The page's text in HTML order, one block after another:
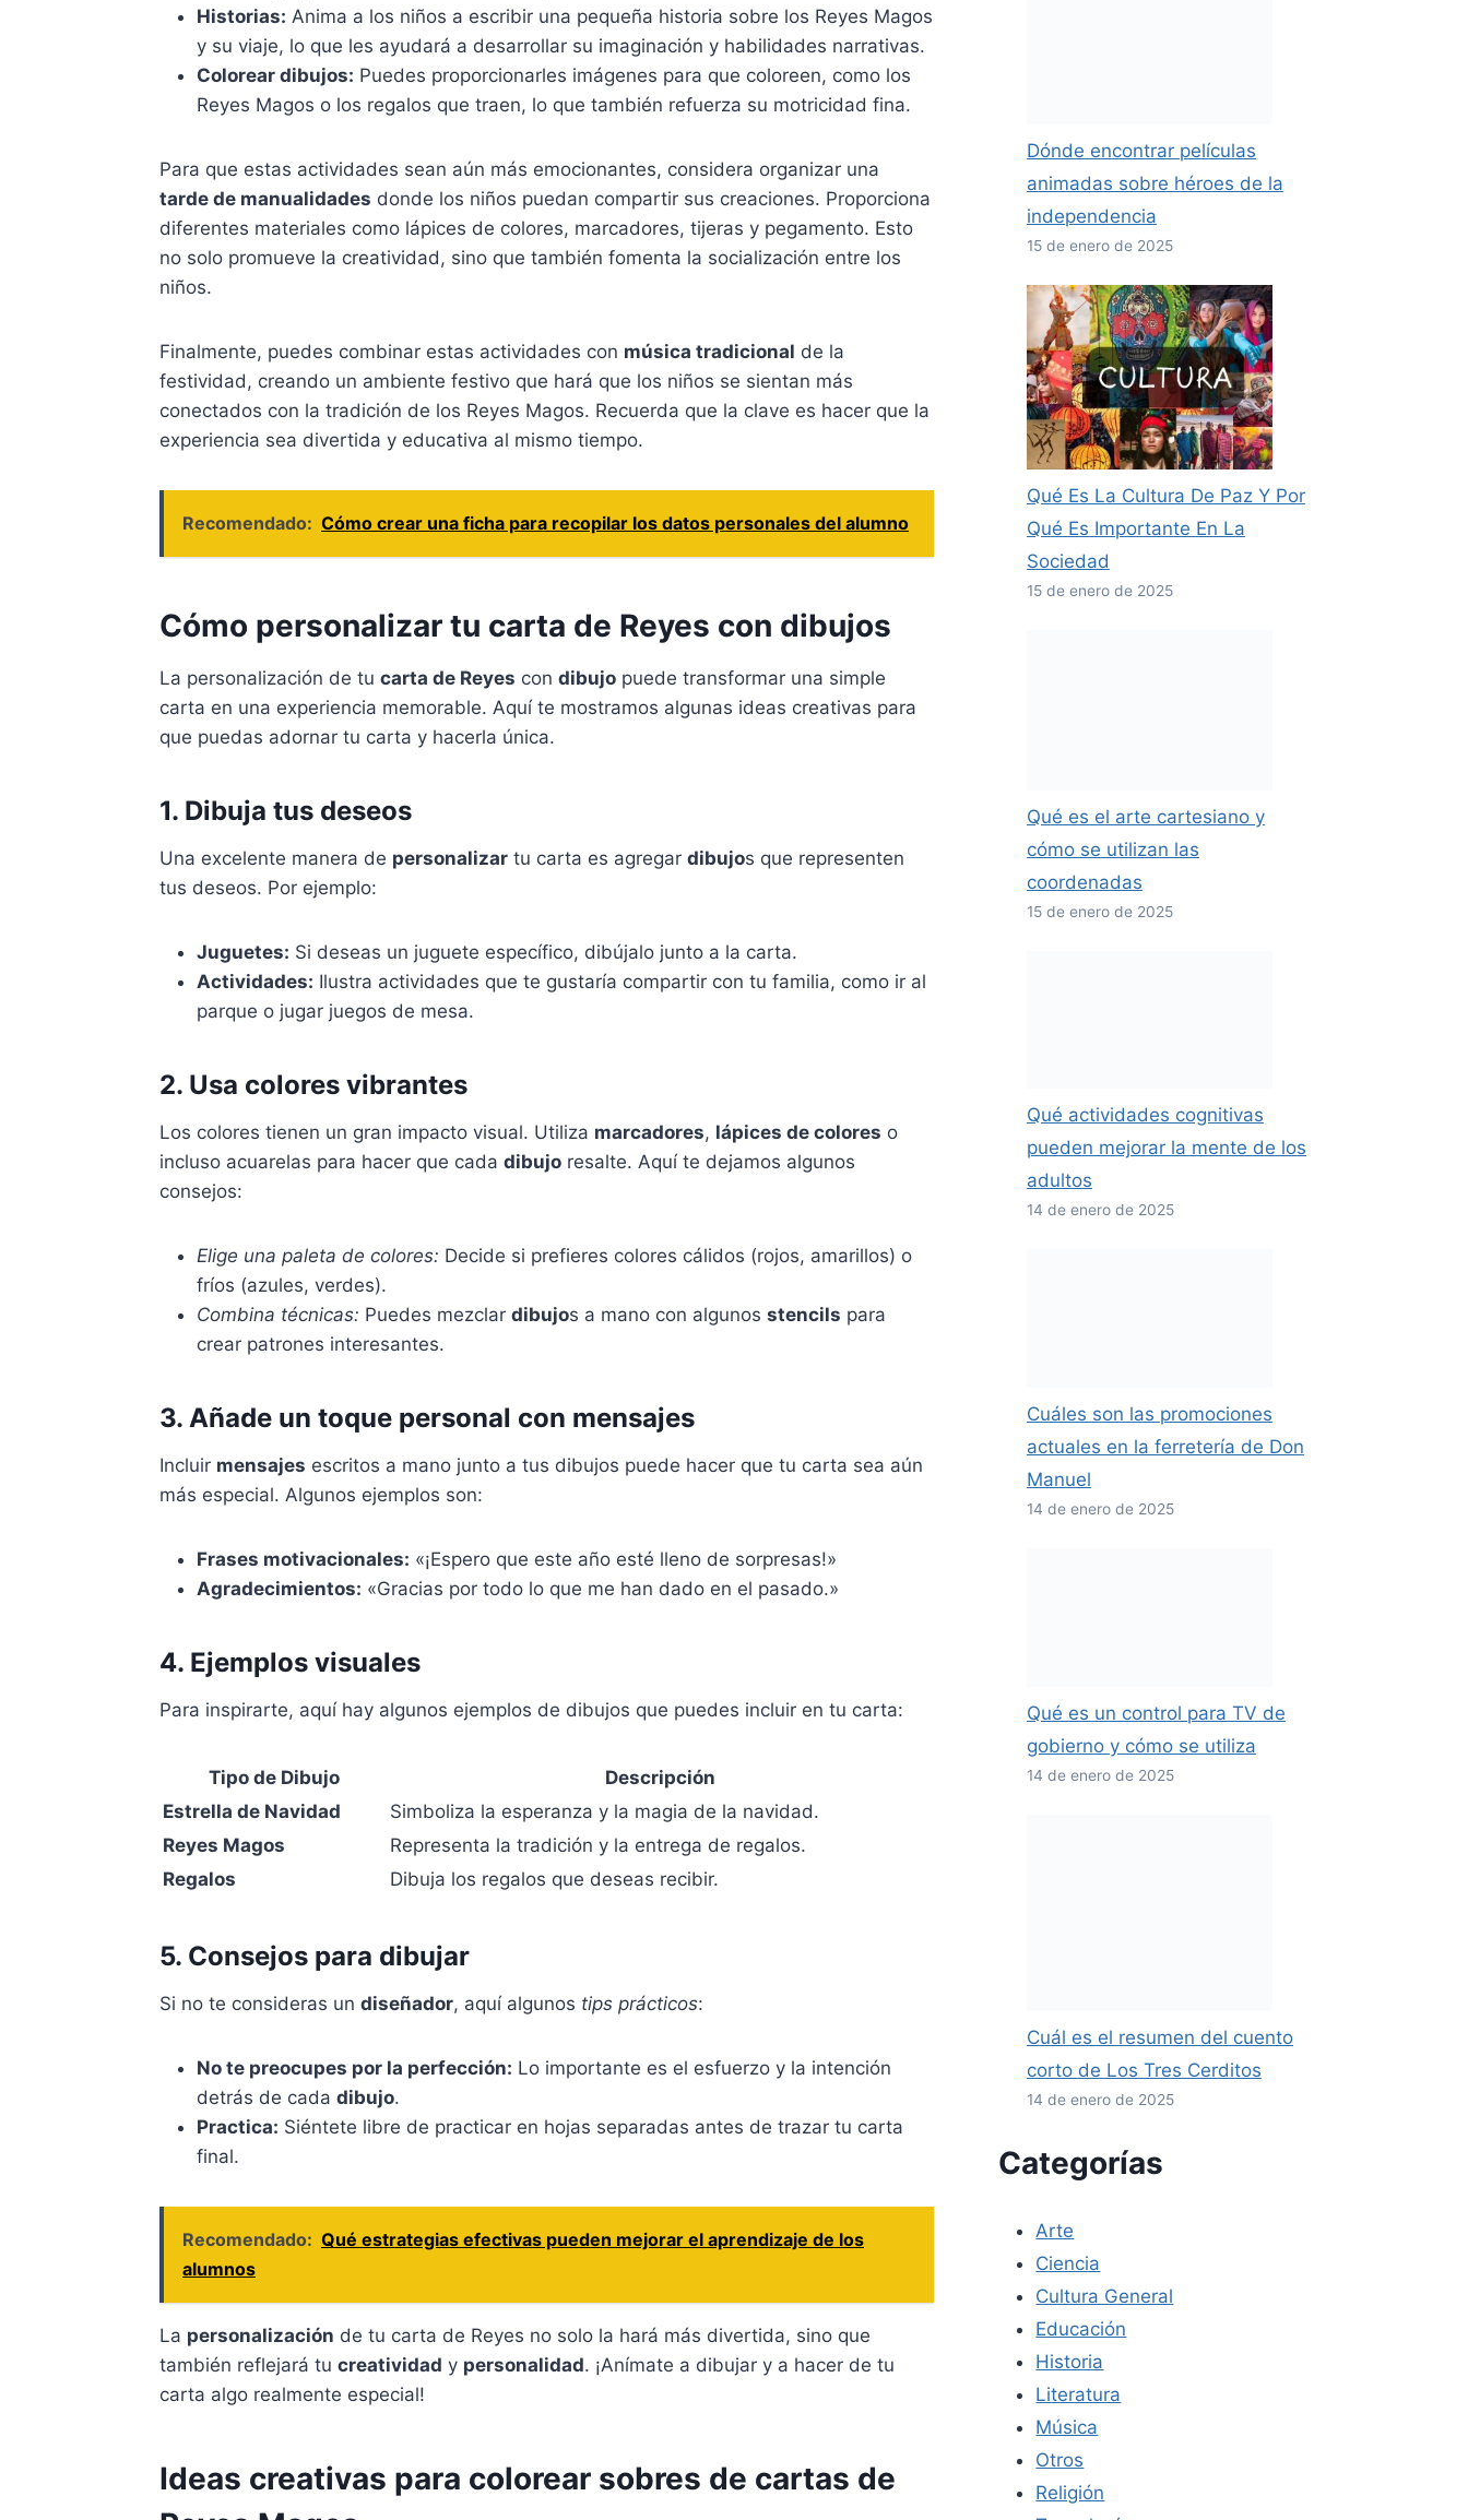
Historias: Anima a los niños a escribir una pequeña historia sobre los Reyes Magos
y su viaje, lo que les ayudará a desarrollar su imaginación y habilidades narrativas.
Colorear dibujos: Puedes proporcionarles imágenes para que coloreen, como los
Reyes Magos o los regalos que traen, lo que también refuerza su motricidad fina.
Para que estas actividades sean aún más emocionantes, considera organizar una
tarde de manualidades donde los niños puedan compartir sus creaciones. Proporciona
diferentes materiales como lápices de colores, marcadores, tijeras y pegamento. Esto
no solo promueve la creatividad, sino que también fomenta la socialización entre los
niños.
Finalmente, puedes combinar estas actividades con música tradicional de la
festividad, creando un ambiente festivo que hará que los niños se sientan más
conectados con la tradición de los Reyes Magos. Recuerda que la clave es hacer que la
experiencia sea divertida y educativa al mismo tiempo.
Recomendado: Cómo crear una ficha para recopilar los datos personales del alumno
Cómo personalizar tu carta de Reyes con dibujos
La personalización de tu carta de Reyes con dibujo puede transformar una simple
carta en una experiencia memorable. Aquí te mostramos algunas ideas creativas para
que puedas adornar tu carta y hacerla única.
1. Dibuja tus deseos
Una excelente manera de personalizar tu carta es agregar dibujos que representen
tus deseos. Por ejemplo:
Juguetes: Si deseas un juguete específico, dibújalo junto a la carta.
Actividades: Ilustra actividades que te gustaría compartir con tu familia, como ir al
parque o jugar juegos de mesa.
2. Usa colores vibrantes
Los colores tienen un gran impacto visual. Utiliza marcadores, lápices de colores o
incluso acuarelas para hacer que cada dibujo resalte. Aquí te dejamos algunos
consejos:
Elige una paleta de colores: Decide si prefieres colores cálidos (rojos, amarillos) o
fríos (azules, verdes).
Combina técnicas: Puedes mezclar dibujos a mano con algunos stencils para
crear patrones interesantes.
3. Añade un toque personal con mensajes
Incluir mensajes escritos a mano junto a tus dibujos puede hacer que tu carta sea aún
más especial. Algunos ejemplos son:
Frases motivacionales: «¡Espero que este año esté lleno de sorpresas!»
Agradecimientos: «Gracias por todo lo que me han dado en el pasado.»
4. Ejemplos visuales
Para inspirarte, aquí hay algunos ejemplos de dibujos que puedes incluir en tu carta:
Tipo de Dibujo
Descripción
Estrella de Navidad
Simboliza la esperanza y la magia de la navidad.
Reyes Magos
Representa la tradición y la entrega de regalos.
Regalos
Dibuja los regalos que deseas recibir.
5. Consejos para dibujar
Si no te consideras un diseñador, aquí algunos tips prácticos:
No te preocupes por la perfección: Lo importante es el esfuerzo y la intención
detrás de cada dibujo.
Practica: Siéntete libre de practicar en hojas separadas antes de trazar tu carta
final.
Recomendado: Qué estrategias efectivas pueden mejorar el aprendizaje de los
alumnos
La personalización de tu carta de Reyes no solo la hará más divertida, sino que
también reflejará tu creatividad y personalidad. ¡Anímate a dibujar y a hacer de tu
carta algo realmente especial!
Ideas creativas para colorear sobres de cartas de
Dónde encontrar películas
animadas sobre héroes de la
independencia
15 de enero de 2025
Qué Es La Cultura De Paz Y Por
Qué Es Importante En La
Sociedad
15 de enero de 2025
Qué es el arte cartesiano y
cómo se utilizan las
coordenadas
15 de enero de 2025
Qué actividades cognitivas
pueden mejorar la mente de los
adultos
14 de enero de 2025
Cuáles son las promociones
actuales en la ferretería de Don
Manuel
14 de enero de 2025
Qué es un control para TV de
gobierno y cómo se utiliza
14 de enero de 2025
Cuál es el resumen del cuento
corto de Los Tres Cerditos
14 de enero de 2025
Categorías
Arte
Ciencia
Cultura General
Educación
Historia
Literatura
Música
Otros
Religión